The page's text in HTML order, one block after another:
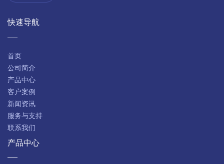
快速导航
首页
公司简介
产品中心
客户案例
新闻资讯
服务与支持
联系我们
产品中心